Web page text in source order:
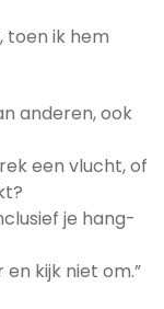
toen ik hem
anderen, ook
een vlucht, of
je hang-
kijk niet om.”